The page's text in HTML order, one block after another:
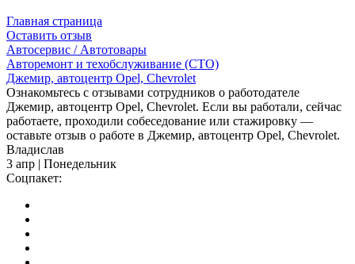
Главная страница
Оставить отзыв
Автосервис / Автотовары
Авторемонт и техобслуживание (СТО)
Джемир, автоцентр Opel, Chevrolet
Ознакомьтесь с отзывами сотрудников о работодателе
Джемир, автоцентр Opel, Chevrolet. Если вы работали, сейчас
работаете, проходили собеседование или стажировку —
оставьте отзыв о работе в Джемир, автоцентр Opel, Chevrolet.
Владислав
3 апр | Понедельник
Соцпакет: